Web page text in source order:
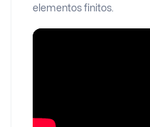
elementos finitos.